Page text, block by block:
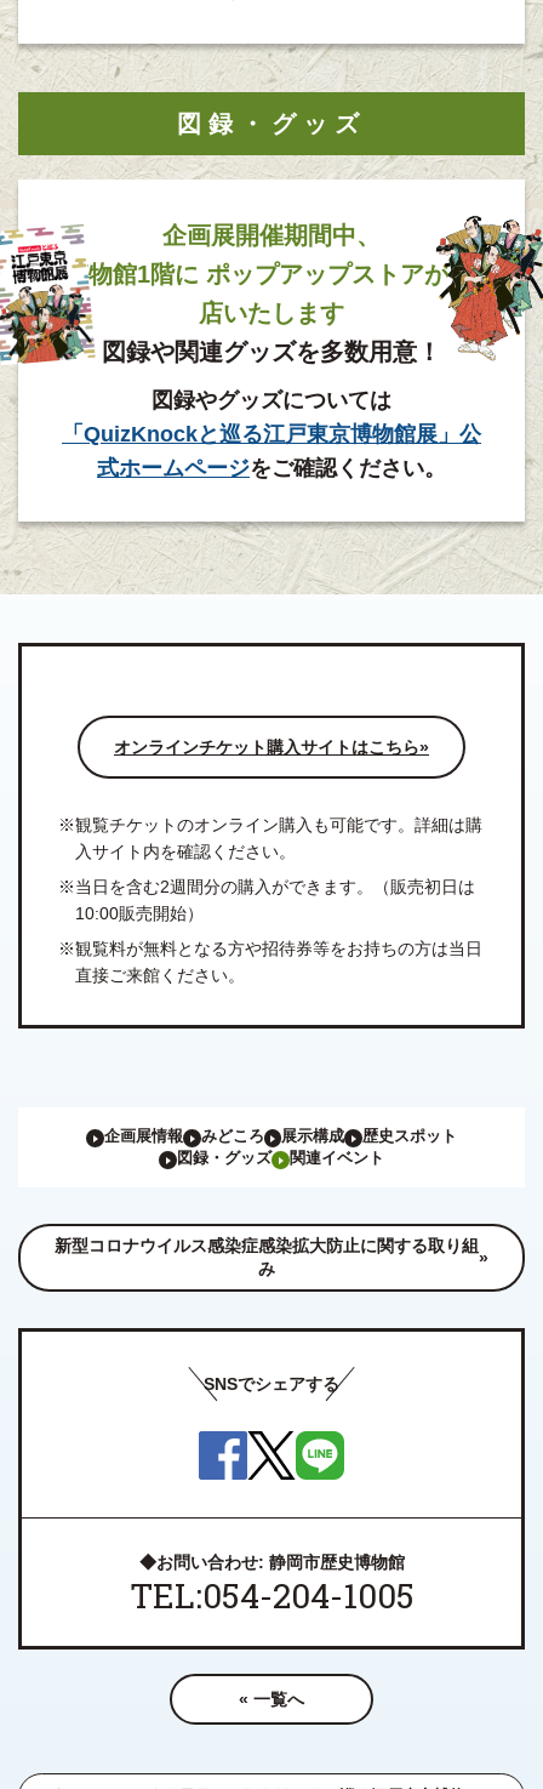
図録・グッズ
企画展開催期間中、
博物館1階に ポップアップストアが出
店いたします
図録や関連グッズを多数用意！
図録やグッズについては
「QuizKnockと巡る江戸東京博物館展」公
式ホームページをご確認ください。
オンラインチケット購入サイトはこちら
※観覧チケットのオンライン購入も可能です。詳細は購
入サイト内を確認ください。
※当日を含む2週間分の購入ができます。（販売初日は
10:00販売開始）
※観覧料が無料となる方や招待券等をお持ちの方は当日
直接ご来館ください。
企画展情報 みどころ 展示構成
歴史スポット
図録・グッズ
関連イベント
新型コロナウイルス感染症感染拡大防止に関する取り組
み
SNSでシェアする
◆お問い合わせ: 静岡市歴史博物館
TEL:054-204-1005
« 一覧へ